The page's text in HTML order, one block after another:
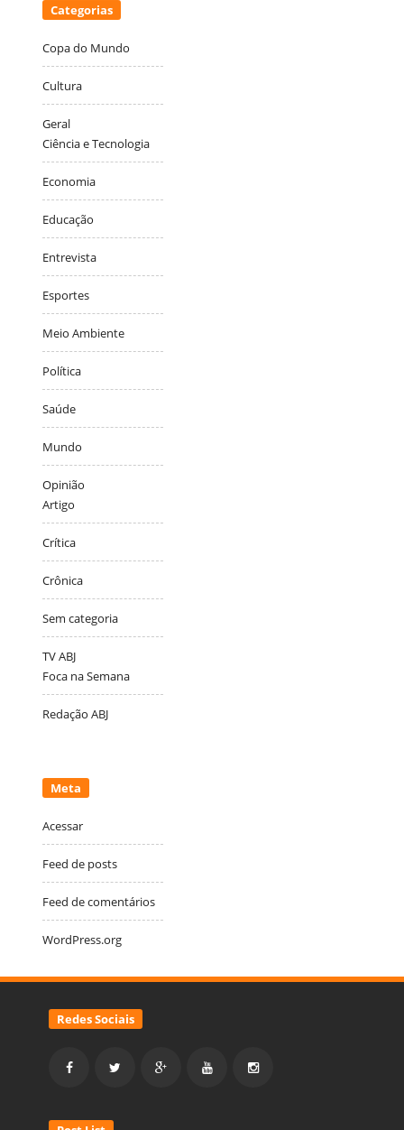
Categorias
Copa do Mundo
Cultura
Geral
Ciência e Tecnologia
Economia
Educação
Entrevista
Esportes
Meio Ambiente
Política
Saúde
Mundo
Opinião
Artigo
Crítica
Crônica
Sem categoria
TV ABJ
Foca na Semana
Redação ABJ
Meta
Acessar
Feed de posts
Feed de comentários
WordPress.org
Redes Sociais